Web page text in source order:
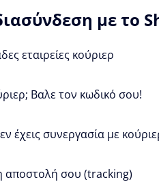
με το
εταιρείες κούριερ
Βαλε τον κωδικό σου!
έχεις συνεργασία με
αποστολή σου (tracking)